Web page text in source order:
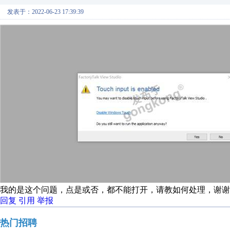
发表于：2022-06-23 17:39:39
我的是这个问题，点是或否，都不能打开，请教如何处理，谢谢
回复 引用 举报
热门招聘